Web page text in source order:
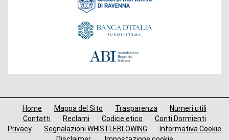
Menù
di
Home Mappa del Sito Trasparenza
Numeri utili
Contatti
Reclami Codice etico
Conti Dormienti
Privacy
Segnalazioni WHISTLEBLOWING
Informativa Cookie